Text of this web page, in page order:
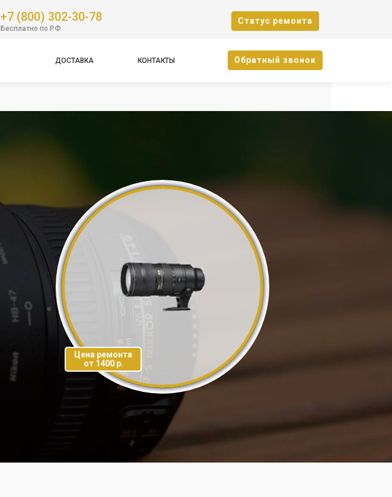
+7 (800) 302-30-78
Бесплатно по РФ
Cтатус ремонта
ДОСТАВКА КОНТАКТЫ Oбратный звонок
Цена ремонта
от 1400 р.